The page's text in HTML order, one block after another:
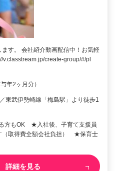
す。 会社紹介動画配信中！お気軽
v.classtream.jp/create-group/#/pl
年2ヶ月分）
東武伊勢崎線「梅島駅」より徒歩1
方もOK ★入社後、子育て支援員
（取得費全額会社負担） ★保育士
詳細を見る